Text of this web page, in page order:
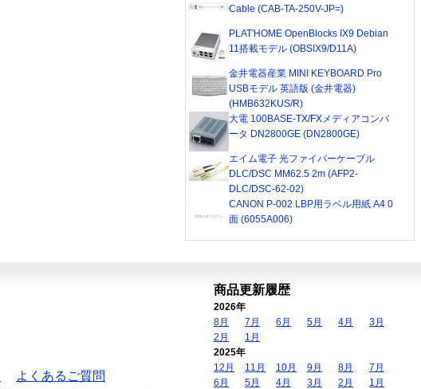
Cable (CAB-TA-250V-JP=)
PLAT'HOME OpenBlocks IX9 Debian
11搭載モデル (OBSIX9/D11A)
金井電器産業 MINI KEYBOARD Pro
USBモデル 英語版 (金井電器)
(HMB632KUS/R)
大電 100BASE-TX/FXメディアコンバ
ータ DN2800GE (DN2800GE)
エイム電子 光ファイバーケーブル
DLC/DSC MM62.5 2m (AFP2-
DLC/DSC-62-02)
CANON P-002 LBP用ラベル用紙 A4 0
面 (6055A006)
よくあるご質問
商品更新履歴
2026年
8月
7月 6月 5月 4月
3月
2月
1月
2025年
12月
11月 10月 9月 8月
7月
6月
5月 4月 3月 2月
1月